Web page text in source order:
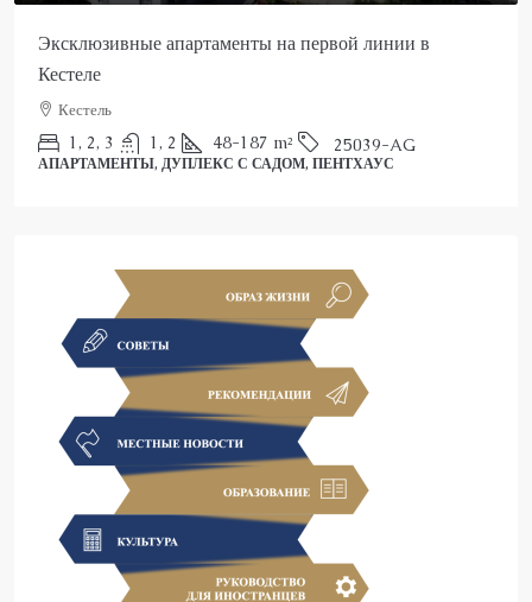
Роскошный пентхаус в Аланье на продажу
Аланья, Каргыджак
2
ПЕНТХАУС